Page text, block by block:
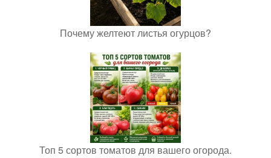
Почему желтеют листья огурцов?
Топ 5 сортов томатов для вашего огорода.